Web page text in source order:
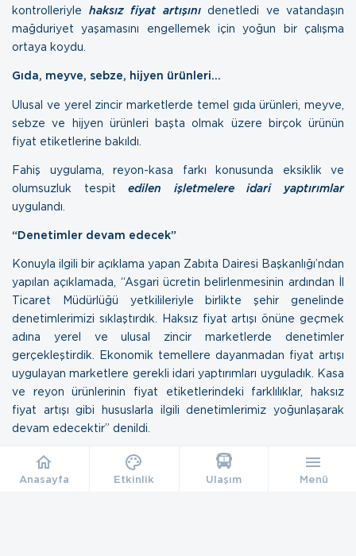
kontrolleriyle haksız fiyat artışınıdenetledi ve vatandaşın
mağduriyet yaşamasını engellemek için yoğun bir çalışma
ortaya koydu.
Gıda, meyve, sebze, hijyen ürünleri…
Ulusal ve yerel zincir marketlerde temel gıda ürünleri, meyve,
sebze ve hijyen ürünleri başta olmak üzere birçok ürünün
fiyat etiketlerine bakıldı.
Fahiş uygulama, reyon-kasa farkı konusunda eksiklik ve
olumsuzluk tespitedilen işletmelere idari yaptırımlar
uygulandı.
“Denetimler devam edecek”
Konuyla ilgili bir açıklama yapan Zabıta Dairesi Başkanlığı’ndan
yapılan açıklamada, “Asgari ücretin belirlenmesinin ardından İl
Ticaret Müdürlüğü yetkilileriyle birlikte şehir genelinde
denetimlerimizi sıklaştırdık. Haksız fiyat artışı önüne geçmek
adına yerel ve ulusal zincir marketlerde denetimler
gerçekleştirdik. Ekonomik temellere dayanmadan fiyat artışı
uygulayan marketlere gerekli idari yaptırımları uyguladık. Kasa
ve reyon ürünlerinin fiyat etiketlerindeki farklılıklar, haksız
fiyat artışı gibi hususlarla ilgili denetimlerimiz yoğunlaşarak
devam edecektir” denildi.
Anasayfa Etkinlik Ulaşım Menü